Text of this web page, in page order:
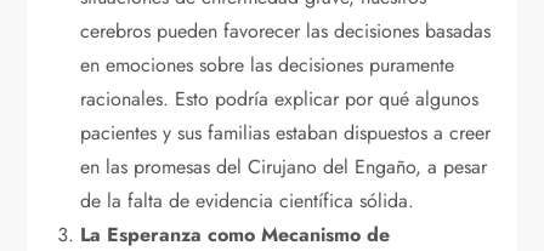
cerebros pueden favorecer las decisiones basadas
en emociones sobre las decisiones puramente
racionales. Esto podría explicar por qué algunos
pacientes y sus familias estaban dispuestos a creer
en las promesas del Cirujano del Engaño, a pesar
de la falta de evidencia científica sólida.
La Esperanza como Mecanismo de